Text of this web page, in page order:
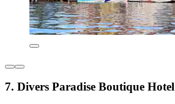
7. Divers Paradise Boutique Hotel